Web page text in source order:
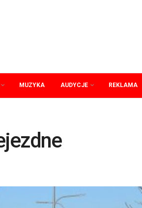
MUZYKA AUDYCJE REKLAMA